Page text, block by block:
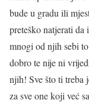
bude u gradu ili
preteško natjerati
mnogi od njih sebi
dobro te nije ni
njih! Sve što ti treba
za sve one koji već